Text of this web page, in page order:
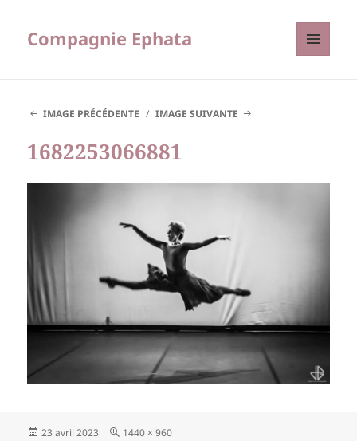
Compagnie Ephata
IMAGE PRÉCÉDENTE
IMAGE SUIVANTE
1682253066881
Publié
23 avril 2023
Taille
1440 × 960